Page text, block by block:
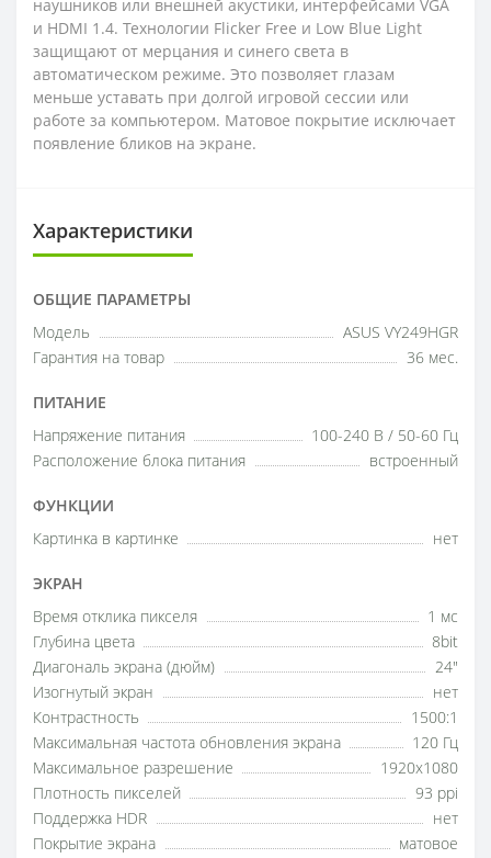
наушников или внешней акустики, интерфейсами VGA
и HDMI 1.4. Технологии Flicker Free и Low Blue Light
защищают от мерцания и синего света в
автоматическом режиме. Это позволяет глазам
меньше уставать при долгой игровой сессии или
работе за компьютером. Матовое покрытие исключает
появление бликов на экране.
Характеристики
ОБЩИЕ ПАРАМЕТРЫ
Модель
ASUS VY249HGR
Гарантия на товар
36 мес.
ПИТАНИЕ
Напряжение питания
100-240 В / 50-60 Гц
Расположение блока питания
встроенный
ФУНКЦИИ
Картинка в картинке нет
ЭКРАН
Время отклика пикселя
1 мс
Глубина цвета
8bit
Диагональ экрана (дюйм)
24"
Изогнутый экран
нет
Контрастность
1500:1
Максимальная частота обновления экрана
120 Гц
Максимальное разрешение
1920x1080
Плотность пикселей
93 ppi
Поддержка HDR
нет
Покрытие экрана
матовое